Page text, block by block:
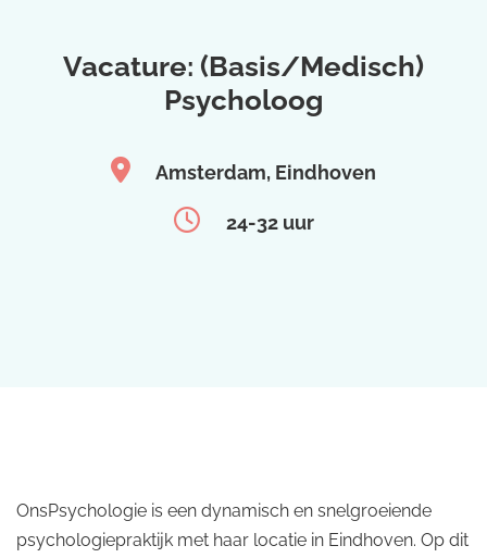
Vacature: (Basis/Medisch)
Psycholoog
Amsterdam Eindhoven
24-32 uur
OnsPsychologie is een dynamisch en snelgroeiende
psychologiepraktijk met haar locatie in Eindhoven. Op dit